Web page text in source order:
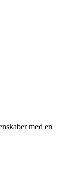
med en